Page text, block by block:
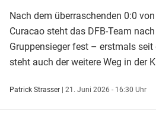
Nach dem überraschenden 0:0
Curacao steht das DFB-Team
Gruppensieger fest – erstmals
steht auch der weitere Weg in der
Patrick Strasser | 21. Juni 2026 - 16:30 Uhr